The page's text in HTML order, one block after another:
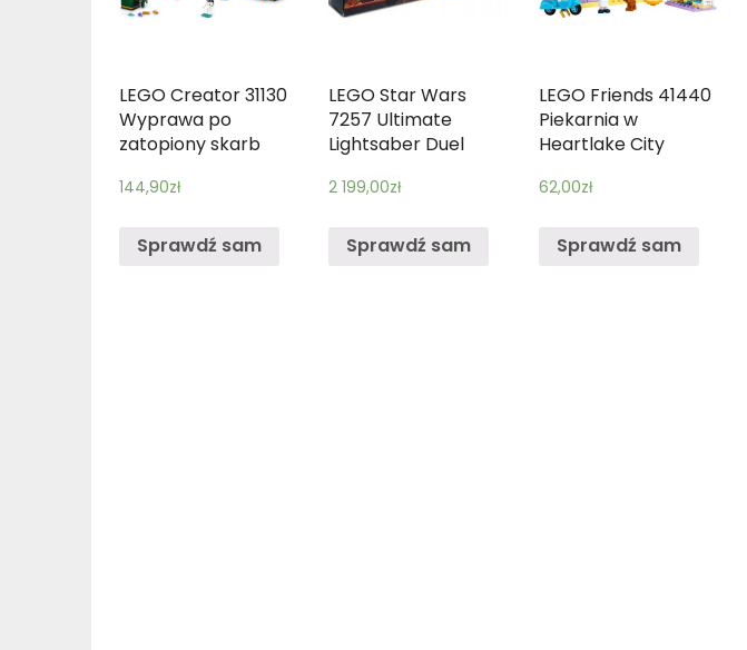
LEGO Creator 31130
Wyprawa po
zatopiony skarb
144,90zł
Sprawdź sam
LEGO Star Wars
7257 Ultimate
Lightsaber Duel
2 199,00zł
Sprawdź sam
LEGO Friends 41440
Piekarnia w
Heartlake City
62,00zł
Sprawdź sam